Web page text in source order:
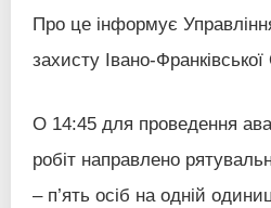
Про це інформує
захисту Івано-
О 14:45 для проведення
робіт направлено
– п’ять осіб на одній